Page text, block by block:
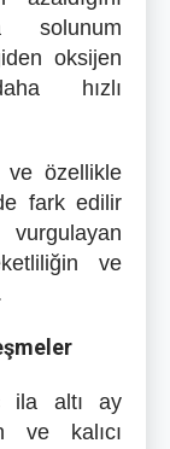
solunum
oksijen
hızlı
ve özellikle
fark edilir
ve
ila altı ay
ve kalıcı